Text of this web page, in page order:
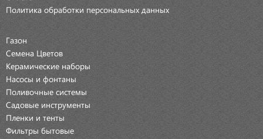
Политика обработки персональных данных
Газон
Семена Цветов
Керамические наборы
Насосы и фонтаны
Поливочные системы
Садовые инструменты
Пленки и тенты
Фильтры бытовые